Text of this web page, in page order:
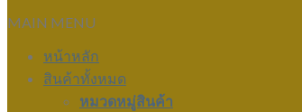
MAIN MENU
หน้าหลัก
สินค้าทั้งหมด
หมวดหมู่สินค้า